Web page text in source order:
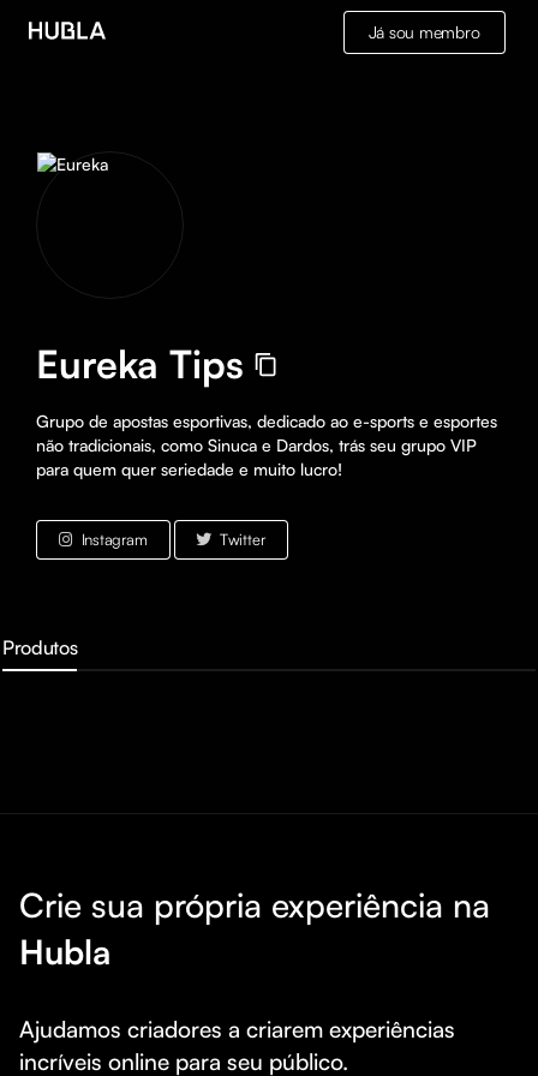
Já sou membro
Eureka Tips
Grupo de apostas esportivas, dedicado ao e-sports e esportes
não tradicionais, como Sinuca e Dardos, trás seu grupo VIP
para quem quer seriedade e muito lucro!
Instagram Twitter
Produtos
Crie sua própria experiência na
Hubla
Ajudamos criadores a criarem experiências
incríveis online para seu público.